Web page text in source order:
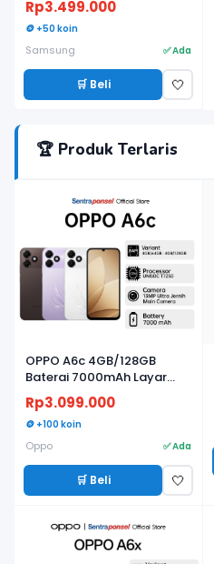
Rp3.499.000
🪙 +50 koin
Samsung ✅ Ada
🛒 Beli 🤍
🏆 Produk Terlaris
OPPO A6c 4GB/128GB
Baterai 7000mAh Layar
120Hz
Rp3.099.000
🪙 +100 koin
Oppo ✅ Ada
🛒 Beli 🤍